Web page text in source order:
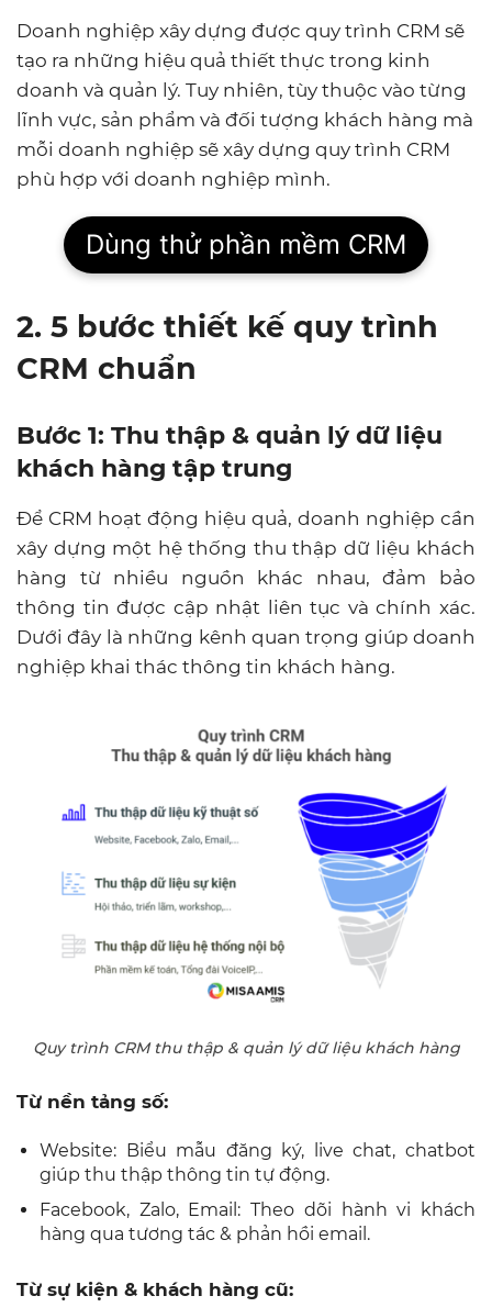
Doanh nghiệp xây dựng được quy trình CRM sẽ
tạo ra những hiệu quả thiết thực trong kinh
doanh và quản lý. Tuy nhiên, tùy thuộc vào từng
lĩnh vực, sản phẩm và đối tượng khách hàng mà
mỗi doanh nghiệp sẽ xây dựng quy trình CRM
phù hợp với doanh nghiệp mình.
Dùng thử phần mềm CRM
2. 5 bước thiết kế quy trình
CRM chuẩn
Bước 1: Thu thập & quản lý dữ liệu
khách hàng tập trung
Để CRM hoạt động hiệu quả, doanh nghiệp cần
xây dựng một hệ thống thu thập dữ liệu khách
hàng từ nhiều nguồn khác nhau, đảm bảo
thông tin được cập nhật liên tục và chính xác.
Dưới đây là những kênh quan trọng giúp doanh
nghiệp khai thác thông tin khách hàng.
Quy trình CRM thu thập & quản lý dữ liệu khách hàng
Từ nền tảng số:
Website: Biểu mẫu đăng ký, live chat, chatbot
giúp thu thập thông tin tự động.
Facebook, Zalo, Email: Theo dõi hành vi khách
hàng qua tương tác & phản hồi email.
Từ sự kiện & khách hàng cũ: